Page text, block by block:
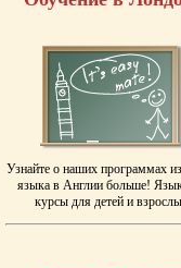
Узнайте о наших программах
языка в Англии больше!
курсы для детей и